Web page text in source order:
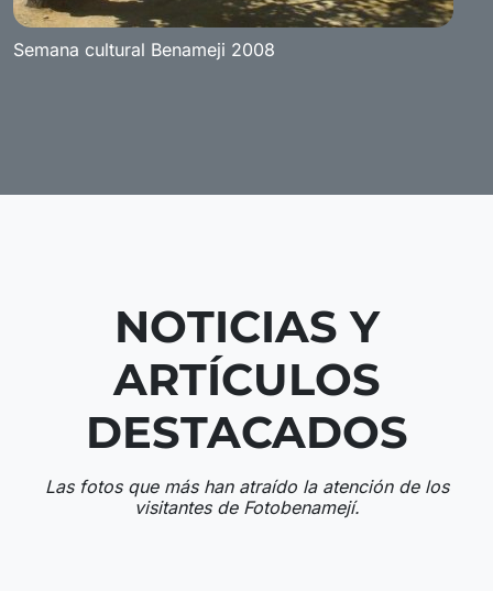
Semana cultural Benameji 2008
NOTICIAS Y
ARTÍCULOS
DESTACADOS
Las fotos que más han atraído la atención de los
visitantes de Fotobenamejí.